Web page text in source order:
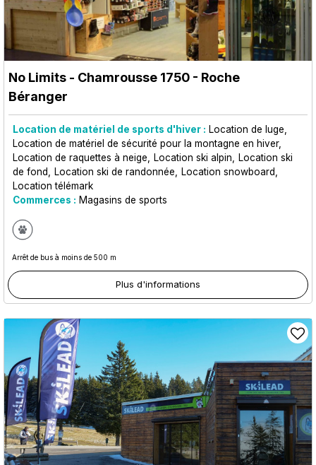
No Limits - Chamrousse 1750 - Roche
Béranger
Location de matériel de sports d'hiver : Location de luge
Location de matériel de sécurité pour la montagne en hiver
Location de raquettes à neige
Location ski alpin
Location ski
de fond
Location ski de randonnée
Location snowboard
Location télémark
Commerces : Magasins de sports
Arrêt de bus à moins de 500 m
Plus d'informations